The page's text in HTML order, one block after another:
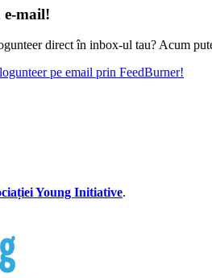
e-mail!
direct în inbox-ul tau? Acum
pe email prin FeedBurner!
Young Initiative.